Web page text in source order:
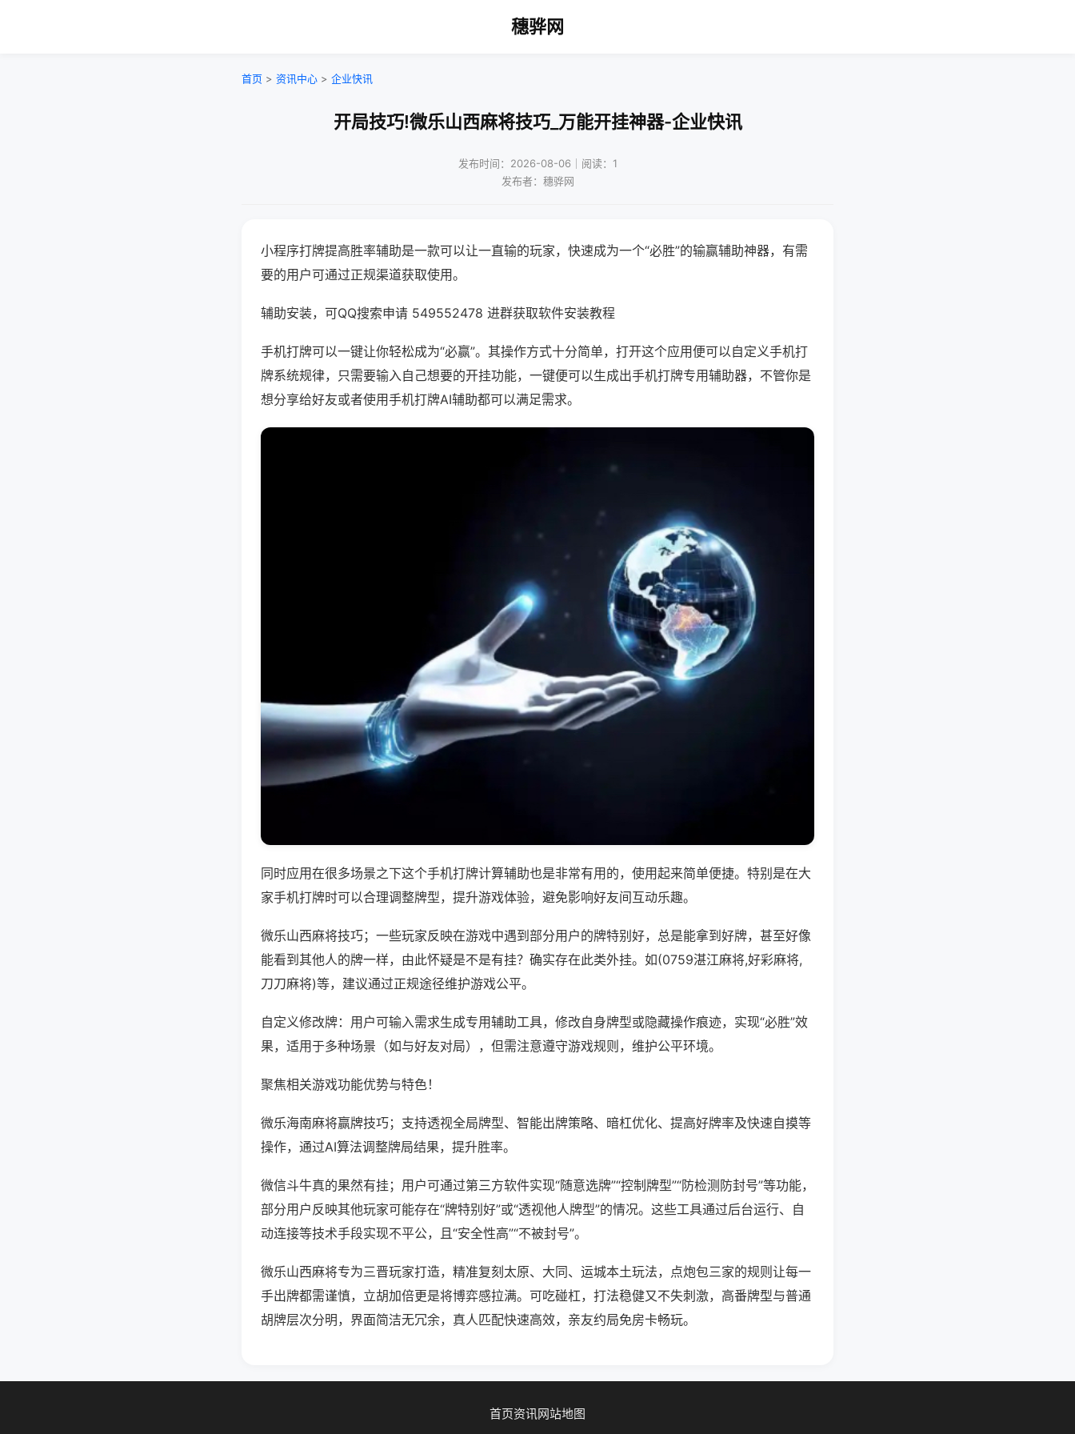
穗骅网
首页 > 资讯中心 > 企业快讯
开局技巧!微乐山西麻将技巧_万能开挂神器-企业快讯
发布时间：2026-08-06｜阅读：1
发布者：穗骅网
小程序打牌提高胜率辅助是一款可以让一直输的玩家，快速成为一个“必胜”的输赢辅助神器，有需
要的用户可通过正规渠道获取使用。
辅助安装，可QQ搜索申请 549552478 进群获取软件安装教程
手机打牌可以一键让你轻松成为“必赢”。其操作方式十分简单，打开这个应用便可以自定义手机打
牌系统规律，只需要输入自己想要的开挂功能，一键便可以生成出手机打牌专用辅助器，不管你是
想分享给好友或者使用手机打牌AI辅助都可以满足需求。
同时应用在很多场景之下这个手机打牌计算辅助也是非常有用的，使用起来简单便捷。特别是在大
家手机打牌时可以合理调整牌型，提升游戏体验，避免影响好友间互动乐趣。
微乐山西麻将技巧；一些玩家反映在游戏中遇到部分用户的牌特别好，总是能拿到好牌，甚至好像
能看到其他人的牌一样，由此怀疑是不是有挂？确实存在此类外挂。如(0759湛江麻将,好彩麻将,
刀刀麻将)等，建议通过正规途径维护游戏公平。
自定义修改牌：用户可输入需求生成专用辅助工具，修改自身牌型或隐藏操作痕迹，实现“必胜”效
果，适用于多种场景（如与好友对局），但需注意遵守游戏规则，维护公平环境。
聚焦相关游戏功能优势与特色！
微乐海南麻将赢牌技巧；支持透视全局牌型、智能出牌策略、暗杠优化、提高好牌率及快速自摸等
操作，通过AI算法调整牌局结果，提升胜率。
微信斗牛真的果然有挂；用户可通过第三方软件实现“随意选牌”“控制牌型”“防检测防封号”等功能，
部分用户反映其他玩家可能存在“牌特别好”或“透视他人牌型”的情况。这些工具通过后台运行、自
动连接等技术手段实现不平公，且“安全性高”“不被封号”。
微乐山西麻将专为三晋玩家打造，精准复刻太原、大同、运城本土玩法，点炮包三家的规则让每一
手出牌都需谨慎，立胡加倍更是将博弈感拉满。可吃碰杠，打法稳健又不失刺激，高番牌型与普通
胡牌层次分明，界面简洁无冗余，真人匹配快速高效，亲友约局免房卡畅玩。
首页资讯网站地图